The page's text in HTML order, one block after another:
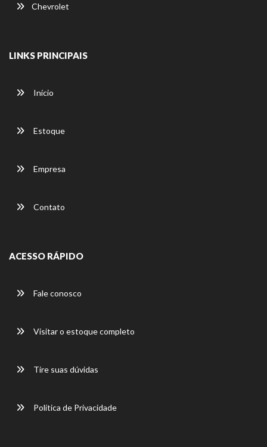
Chevrolet
LINKS PRINCIPAIS
Início
Estoque
Empresa
Contato
ACESSO RÁPIDO
Fale conosco
Visitar o estoque completo
Tire suas dúvidas
Política de Privacidade